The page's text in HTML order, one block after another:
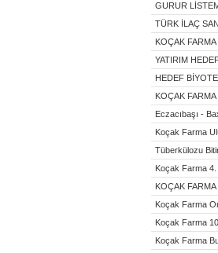
GURUR
TÜRK İLAÇ
KOÇAK
YATIRIM
HEDEF
KOÇAK FARMA
Eczacıbaşı -
Koçak Farma
Tüberkülozu
Koçak Farma 4.
KOÇAK FARMA
Koçak Farma
Koçak Farma
Koçak Farma Bu